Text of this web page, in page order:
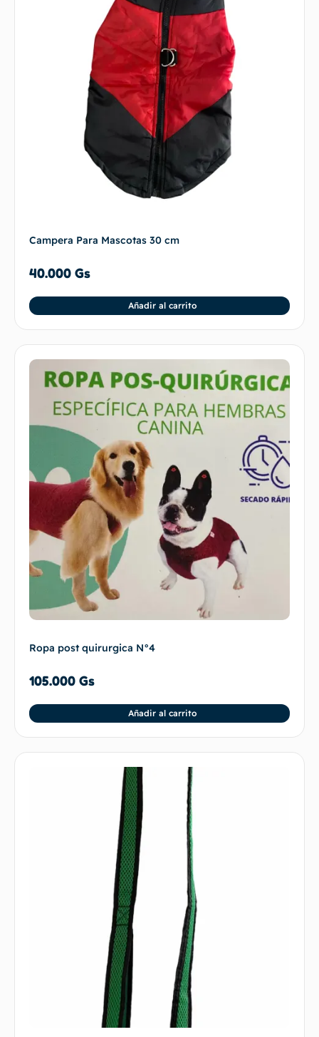
Campera Para Mascotas 30 cm
40.000 Gs
Añadir al carrito
Ropa post quirurgica N°4
105.000 Gs
Añadir al carrito